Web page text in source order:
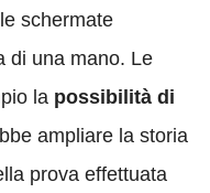
schermate
di una mano. Le
la possibilità di
ampliare la storia
prova effettuata